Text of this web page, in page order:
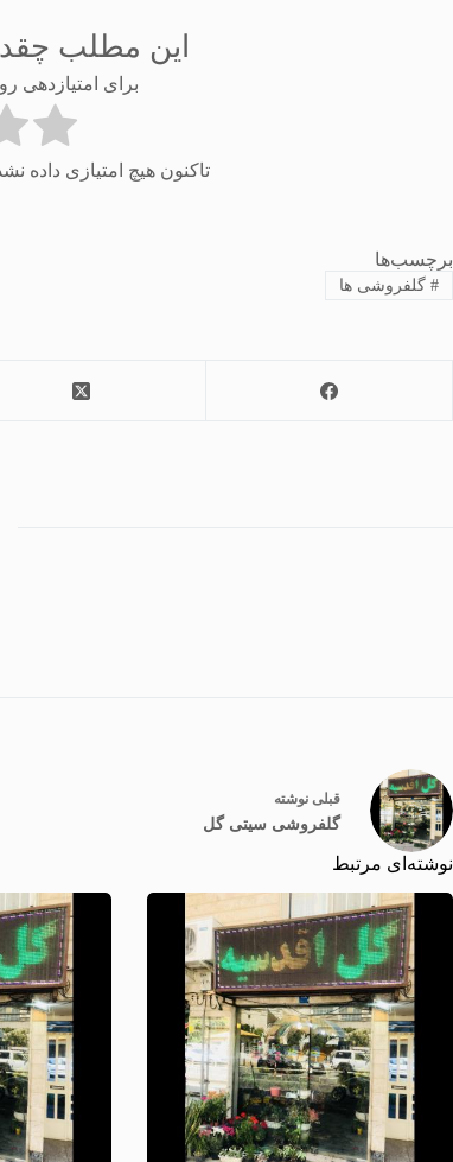
این مطلب
برای امتیازدهی
تاکنون هیچ امتیازی داده
برچسب‌ها
#گلفروشی ها
قبلی نوشته
گلفروشی سیتی گل
نوشته‌ای مرتبط